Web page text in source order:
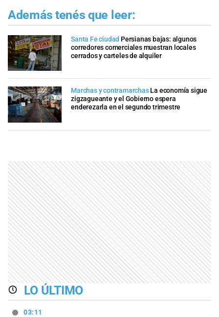
Además tenés que leer:
Santa Fe ciudad Persianas bajas: algunos
corredores comerciales muestran locales
cerrados y carteles de alquiler
Marchas y contramarchas La economía sigue
zigzagueante y el Gobierno espera
enderezarla en el segundo trimestre
LO ÚLTIMO
03:11